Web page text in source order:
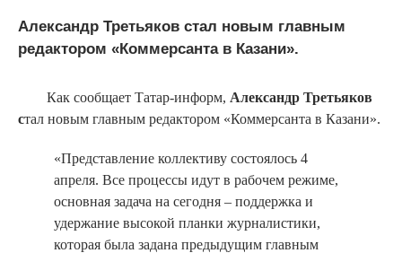
Александр Третьяков стал новым главным
редактором «Коммерсанта в Казани».
Как сообщает Татар-информ, Александр Третьяков
стал новым главным редактором «Коммерсанта в Казани».
«Представление коллективу состоялось 4
апреля. Все процессы идут в рабочем режиме,
основная задача на сегодня – поддержка и
удержание высокой планки журналистики,
которая была задана предыдущим главным